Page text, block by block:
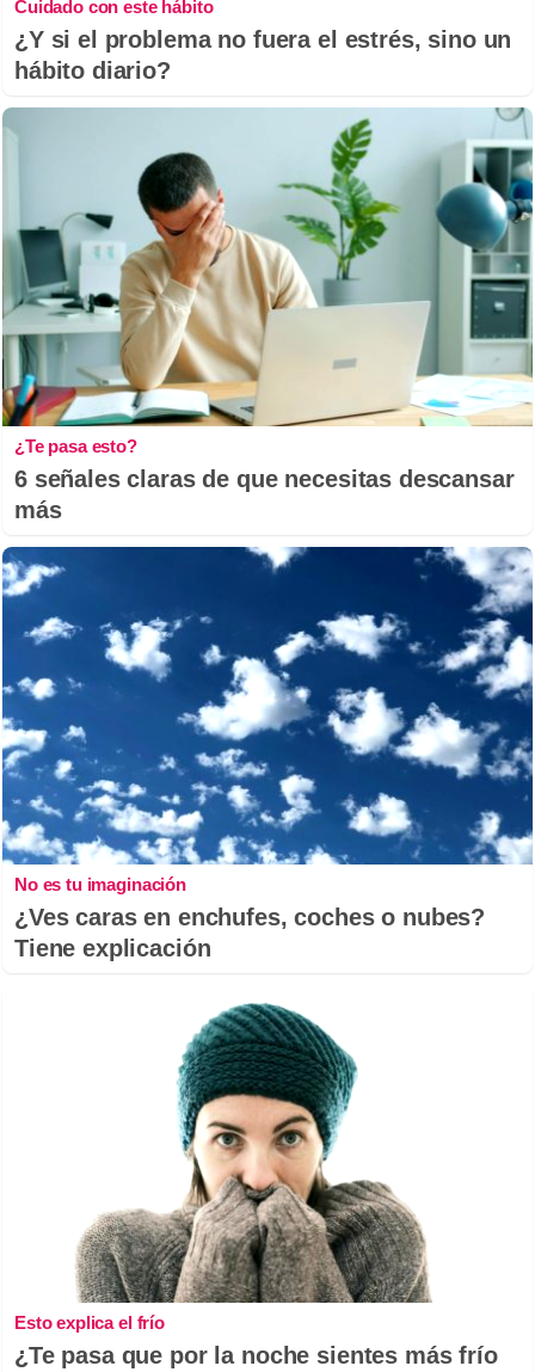
Cuidado con este hábito
¿Y si el problema no fuera el estrés, sino un
hábito diario?
¿Te pasa esto?
6 señales claras de que necesitas descansar
más
No es tu imaginación
¿Ves caras en enchufes, coches o nubes?
Tiene explicación
Esto explica el frío
¿Te pasa que por la noche sientes más frío